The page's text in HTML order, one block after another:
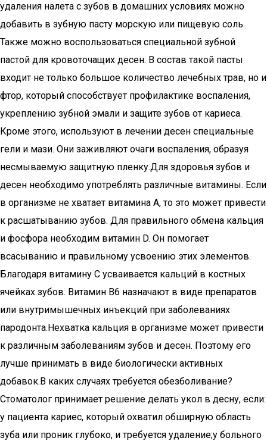
удаления налета с зубов в домашних условиях можно
добавить в зубную пасту морскую или пищевую соль.
Также можно воспользоваться специальной зубной
пастой для кровоточащих десен. В состав такой пасты
входит не только большое количество лечебных трав, но и
фтор, который способствует профилактике воспаления,
укреплению зубной эмали и защите зубов от кариеса.
Кроме этого, используют в лечении десен специальные
гели и мази. Они заживляют очаги воспаления, образуя
несмываемую защитную пленку.Для здоровья зубов и
десен необходимо употреблять различные витамины. Если
в организме не хватает витамина А, то это может привести
к расшатыванию зубов. Для правильного обмена кальция
и фосфора необходим витамин D. Он помогает
всасыванию и правильному усвоению этих элементов.
Благодаря витамину С усваивается кальций в костных
ячейках зубов. Витамин В6 назначают в виде препаратов
или внутримышечных инъекций при заболеваниях
пародонта.Нехватка кальция в организме может привести
к различным заболеваниям зубов и десен. Поэтому его
лучше принимать в виде биологически активных
добавок.В каких случаях требуется обезболивание?
Стоматолог принимает решение делать укол в десну, если:
у пациента кариес, который охватил обширную область
зуба или проник глубоко, и требуется удаление;у больного